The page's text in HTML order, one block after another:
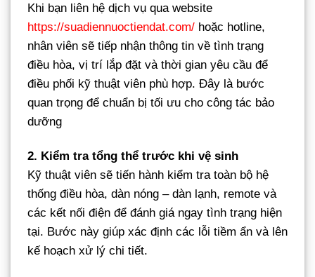
Khi bạn liên hệ dịch vụ qua website
https://suadiennuoctiendat.com/ hoặc hotline,
nhân viên sẽ tiếp nhận thông tin về tình trạng
điều hòa, vị trí lắp đặt và thời gian yêu cầu để
điều phối kỹ thuật viên phù hợp. Đây là bước
quan trọng để chuẩn bị tối ưu cho công tác bảo
dưỡng
2. Kiểm tra tổng thể trước khi vệ sinh
Kỹ thuật viên sẽ tiến hành kiểm tra toàn bộ hệ
thống điều hòa, dàn nóng – dàn lạnh, remote và
các kết nối điện để đánh giá ngay tình trạng hiện
tại. Bước này giúp xác định các lỗi tiềm ẩn và lên
kế hoạch xử lý chi tiết.